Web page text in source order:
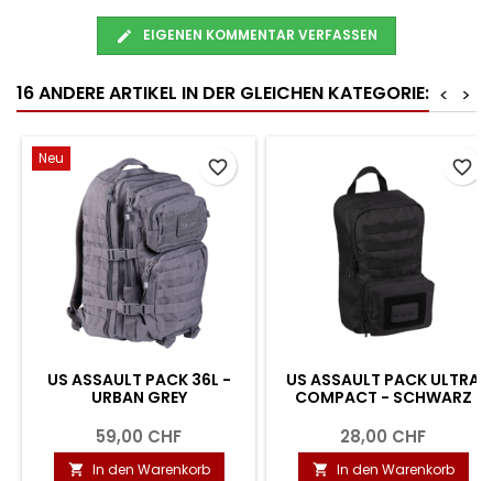
EIGENEN KOMMENTAR VERFASSEN
16 ANDERE ARTIKEL IN DER GLEICHEN KATEGORIE: >
<
Neu
US ASSAULT PACK 36L -
URBAN GREY
59,00 CHF
 In den Warenkorb
favorite_border
US ASSAULT PACK ULTRA
COMPACT - SCHWARZ
28,00 CHF
 In den Warenkorb
favorite_border